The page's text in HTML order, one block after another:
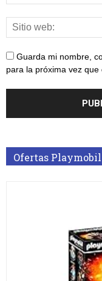
Guarda mi nombre,
para la próxima vez que
Ofertas Playmobil